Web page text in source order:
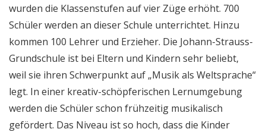
wurden die Klassenstufen auf vier Züge erhöht. 700
Schüler werden an dieser Schule unterrichtet. Hinzu
kommen 100 Lehrer und Erzieher. Die Johann-Strauss-
Grundschule ist bei Eltern und Kindern sehr beliebt,
weil sie ihren Schwerpunkt auf „Musik als Weltsprache“
legt. In einer kreativ-schöpferischen Lernumgebung
werden die Schüler schon frühzeitig musikalisch
gefördert. Das Niveau ist so hoch, dass die Kinder